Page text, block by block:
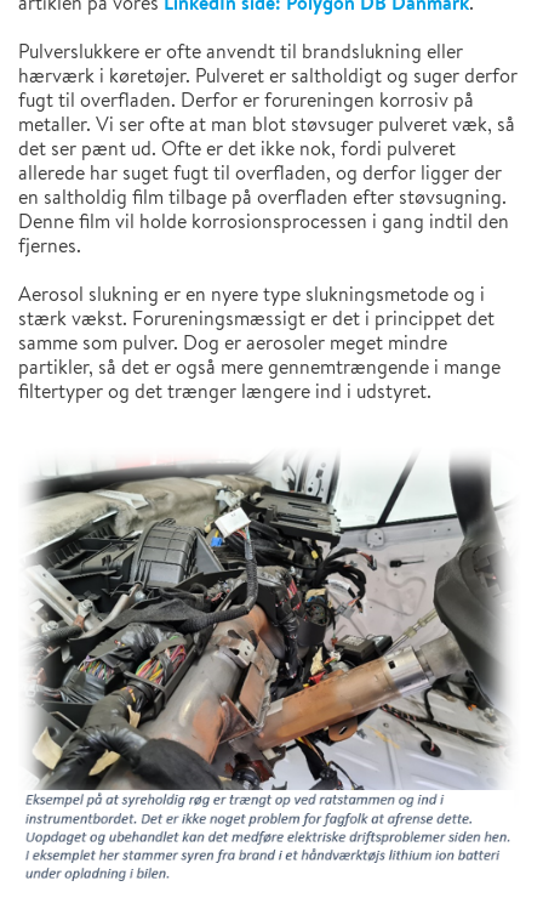
Pulverslukkere er ofte anvendt til brandslukning eller
hærværk i køretøjer. Pulveret er saltholdigt og suger derfor
fugt til overfladen. Derfor er forureningen korrosiv på
metaller. Vi ser ofte at man blot støvsuger pulveret væk, så
det ser pænt ud. Ofte er det ikke nok, fordi pulveret
allerede har suget fugt til overfladen, og derfor ligger der
en saltholdig film tilbage på overfladen efter støvsugning.
Denne film vil holde korrosionsprocessen i gang indtil den
fjernes.
Aerosol slukning er en nyere type slukningsmetode og i
stærk vækst. Forureningsmæssigt er det i princippet det
samme som pulver. Dog er aerosoler meget mindre
partikler, så det er også mere gennemtrængende i mange
filtertyper og det trænger længere ind i udstyret.